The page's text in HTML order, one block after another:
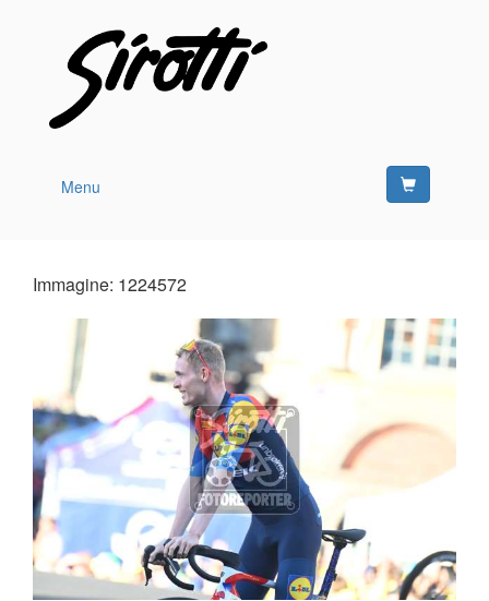
Menu
Immagine: 1224572